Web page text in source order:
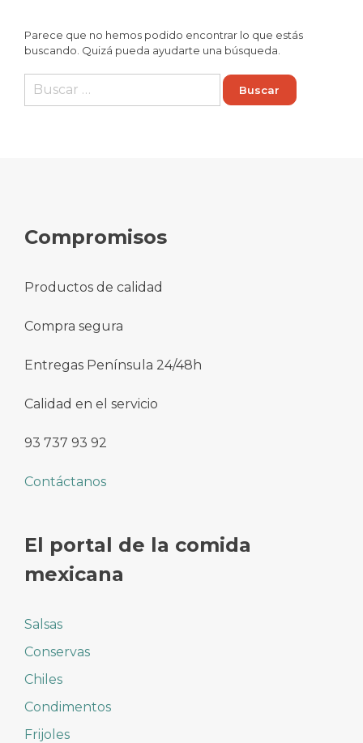
Parece que no hemos podido encontrar lo que estás
buscando. Quizá pueda ayudarte una búsqueda.
Compromisos
Productos de calidad
Compra segura
Entregas Península 24/48h
Calidad en el servicio
93 737 93 92
Contáctanos
El portal de la comida
mexicana
Salsas
Conservas
Chiles
Condimentos
Frijoles